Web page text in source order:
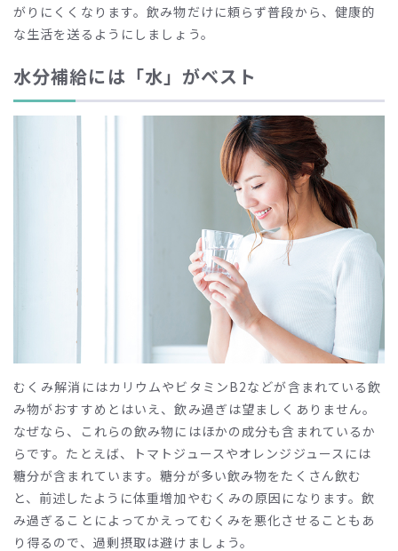
がりにくくなります。飲み物だけに頼らず普段から、健康的
な生活を送るようにしましょう。
水分補給には「水」がベスト
むくみ解消にはカリウムやビタミンB2などが含まれている飲
み物がおすすめとはいえ、飲み過ぎは望ましくありません。
なぜなら、これらの飲み物にはほかの成分も含まれているか
らです。たとえば、トマトジュースやオレンジジュースには
糖分が含まれています。糖分が多い飲み物をたくさん飲む
と、前述したように体重増加やむくみの原因になります。飲
み過ぎることによってかえってむくみを悪化させることもあ
り得るので、過剰摂取は避けましょう。